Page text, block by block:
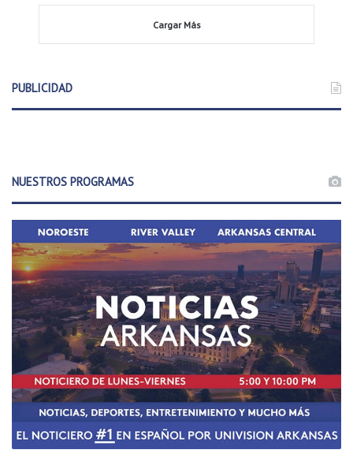
Cargar Más
PUBLICIDAD
NUESTROS PROGRAMAS